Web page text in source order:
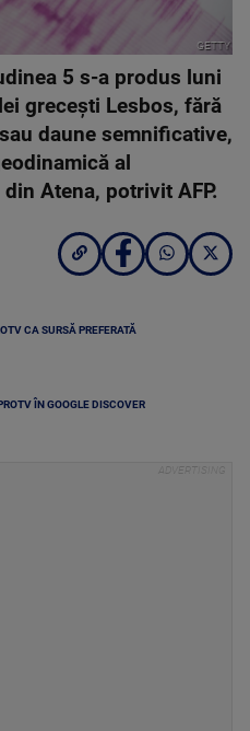
GETTY
5 s-a produs luni
greceşti Lesbos, fără
daune semnificative,
al
Atena, potrivit AFP.
CA SURSĂ PREFERATĂ
ÎN GOOGLE DISCOVER